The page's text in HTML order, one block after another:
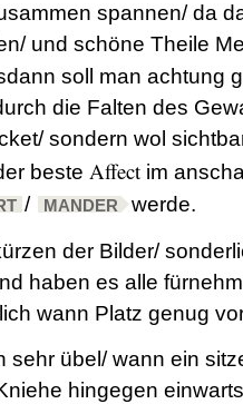
spannen/ da
und schöne Theile
soll man achtung
die Falten des
sondern wol
beste Affect im
/ MANDER
werde.
der Bilder/
haben es alle
wann Platz genug
sehr übel/ wann ein
hingegen